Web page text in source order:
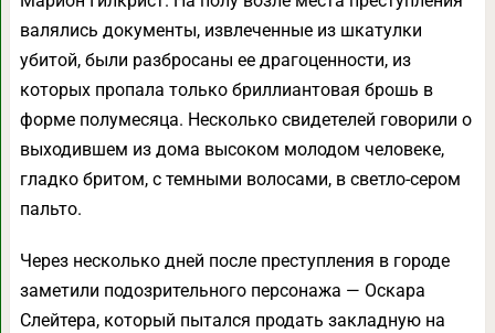
валялись документы, извлеченные из шкатулки
убитой, были разбросаны ее драгоценности, из
которых пропала только бриллиантовая брошь в
форме полумесяца. Несколько свидетелей говорили о
выходившем из дома высоком молодом человеке,
гладко бритом, с темными волосами, в светло-сером
пальто.
Через несколько дней после преступления в городе
заметили подозрительного персонажа — Оскара
Слейтера, который пытался продать закладную на